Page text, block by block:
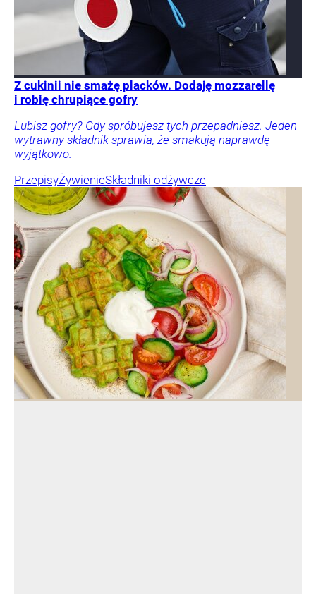
Z cukinii nie smażę placków. Dodaję mozzarellę
i robię chrupiące gofry
Lubisz gofry? Gdy spróbujesz tych przepadniesz. Jeden
wytrawny składnik sprawia, że smakują naprawdę
wyjątkowo.
PrzepisyŻywienieSkładniki odżywcze